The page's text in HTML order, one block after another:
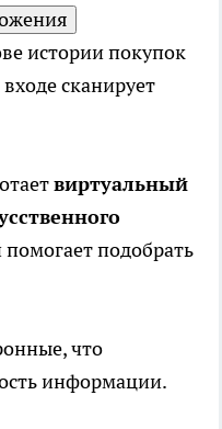
истории покупок
сканирует
виртуальный
подобрать
что
информации.